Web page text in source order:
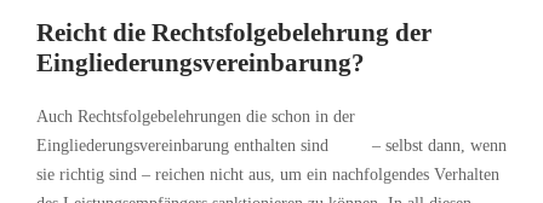
Reicht die Rechtsfolgebelehrung der
Eingliederungsvereinbarung?
Auch Rechtsfolgebelehrungen die schon in der
Eingliederungsvereinbarung enthalten sind – selbst dann, wenn
sie richtig sind – reichen nicht aus, um ein nachfolgendes Verhalten